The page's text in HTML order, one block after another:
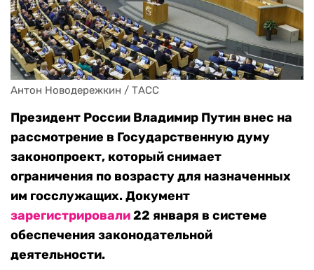
Антон Новодережкин / ТАСС
Президент России Владимир Путин внес на
рассмотрение в Государственную думу
законопроект, который снимает
ограничения по возрасту для назначенных
им госслужащих. Документ
зарегистрировали22 января в системе
обеспечения законодательной
деятельности.